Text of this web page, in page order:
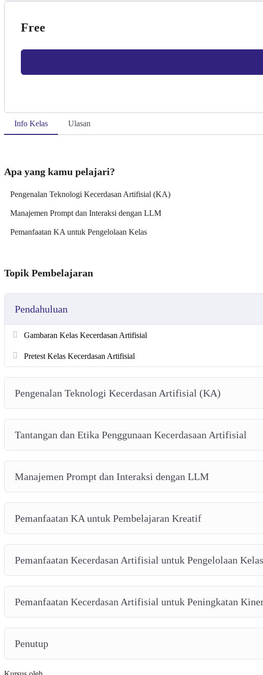
Free
Info Kelas Ulasan
Apa yang kamu pelajari?
Pengenalan Teknologi Kecerdasan Artifisial (KA)
Manajemen Prompt dan Interaksi dengan LLM
Pemanfaatan KA untuk Pengelolaan Kelas
Topik Pembelajaran
Pendahuluan
Gambaran Kelas Kecerdasan Artifisial
Pretest Kelas Kecerdasan Artifisial
Pengenalan Teknologi Kecerdasan Artifisial (KA)
Tantangan dan Etika Penggunaan Kecerdasaan Artifisial
Manajemen Prompt dan Interaksi dengan LLM
Pemanfaatan KA untuk Pembelajaran Kreatif
Pemanfaatan Kecerdasan Artifisial untuk Pengelolaan Kelas
Pemanfaatan Kecerdasan Artifisial untuk Peningkatan
Penutup